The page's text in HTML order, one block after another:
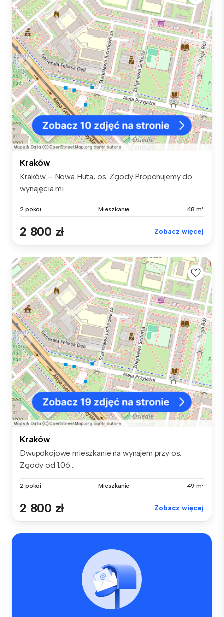
Kraków
Kraków – Nowa Huta, os. Zgody Proponujemy do
wynajęcia mi...
2 pokoi Mieszkanie 48 m²
2 800 zł Zobacz więcej
Kraków
Dwupokojowe mieszkanie na wynajem przy os.
Zgody od 1.06....
2 pokoi Mieszkanie 49 m²
2 800 zł Zobacz więcej